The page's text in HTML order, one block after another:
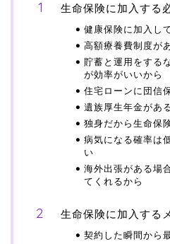
生命保険に加入する
健康保険に加入し
高額療養費制度が
貯蓄と運用をする
が効率がいいから
住宅ローンに団信
遺族厚生年金があ
独身だから生命保
病気になる確率は
い
海外出張がある場
てくれるから
生命保険に加入する
契約した瞬間から